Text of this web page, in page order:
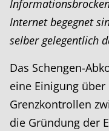
Internet begegnet
selber gelegentlich
Das Schengen-
eine Einigung
Grenzkontrollen
die Gründung der